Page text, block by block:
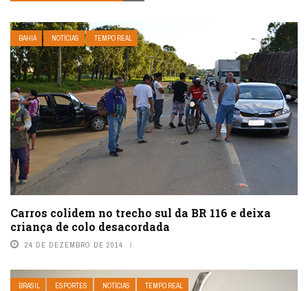
BAHIA NOTÍCIAS TEMPO REAL
Carros colidem no trecho sul da BR 116 e deixa
criança de colo desacordada
24 DE DEZEMBRO DE 2014
BRASIL ESPORTES NOTÍCIAS TEMPO REAL